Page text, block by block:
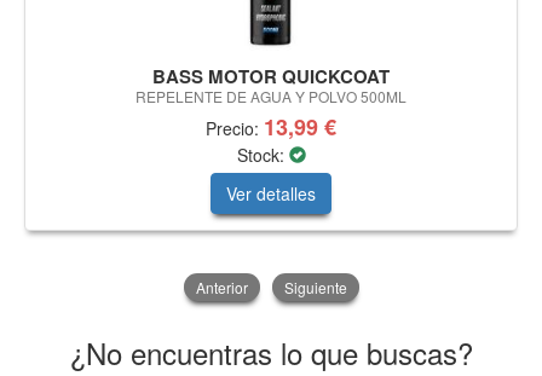
BASS MOTOR QUICKCOAT
REPELENTE DE AGUA Y POLVO 500ML
Precio: 13,99 €
Stock:
Ver detalles
Anterior Siguiente
¿No encuentras lo que buscas?